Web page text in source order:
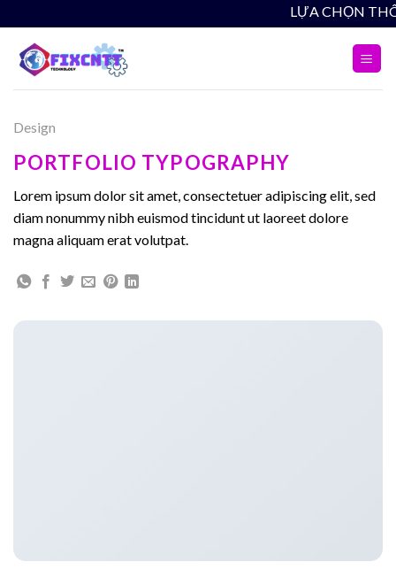
to
content
LỰA CHỌN
Design
PORTFOLIO TYPOGRAPHY
Lorem ipsum dolor sit amet, consectetuer adipiscing elit, sed
diam nonummy nibh euismod tincidunt ut laoreet dolore
magna aliquam erat volutpat.